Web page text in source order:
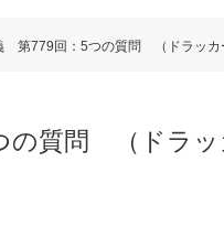
第779回：5つの質問 （ドラッカ
の質問 （ドラッ